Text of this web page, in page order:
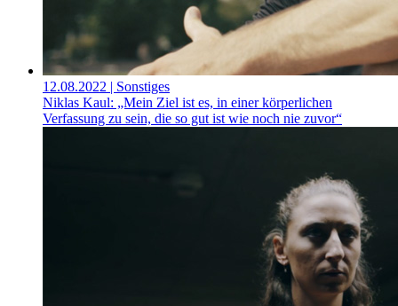
12.08.2022 | Sonstiges
Niklas Kaul: „Mein Ziel ist es, in einer körperlichen
Verfassung zu sein, die so gut ist wie noch nie zuvor“